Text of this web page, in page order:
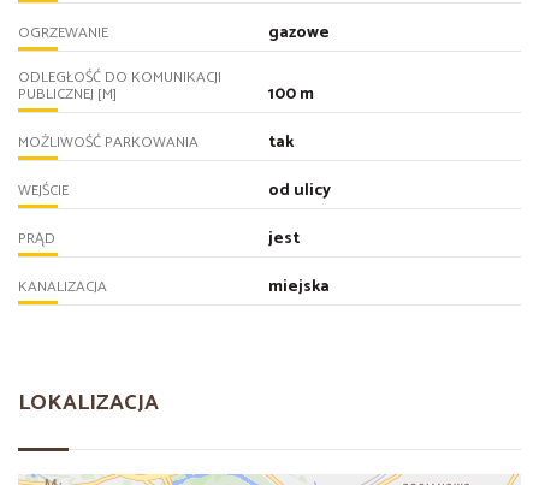
OGRZEWANIE gazowe
ODLEGŁOŚĆ DO KOMUNIKACJI
PUBLICZNEJ [M] 100 m
MOŻLIWOŚĆ PARKOWANIA tak
WEJŚCIE od ulicy
PRĄD jest
KANALIZACJA miejska
LOKALIZACJA